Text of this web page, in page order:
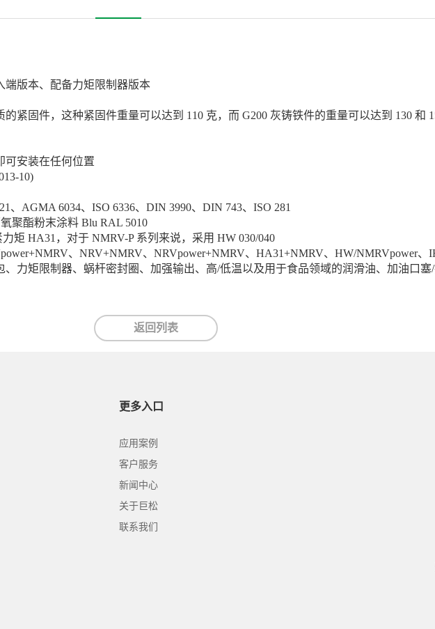
端版本、配备力矩限制器版本
紧固件，这种紧固件重量可以达到 110 克，而 G200 灰铸铁件的重量可以达到 130 和
可安装在任何位置
10)
、AGMA 6034、ISO 6336、DIN 3990、DIN 743、ISO 281
聚酯粉末涂料 Blu RAL 5010
矩 HA31，对于 NMRV-P 系列来说，采用 HW 030/040
、NRV+NMRV、NRVpower+NMRV、HA31+NMRV、HW/NMRVpower、
力矩限制器、蜗杆密封圈、加强输出、高/低温以及用于食品领域的润滑油、加油口
返回列表
更多入口
应用案例
客户服务
新闻中心
关于巨松
联系我们